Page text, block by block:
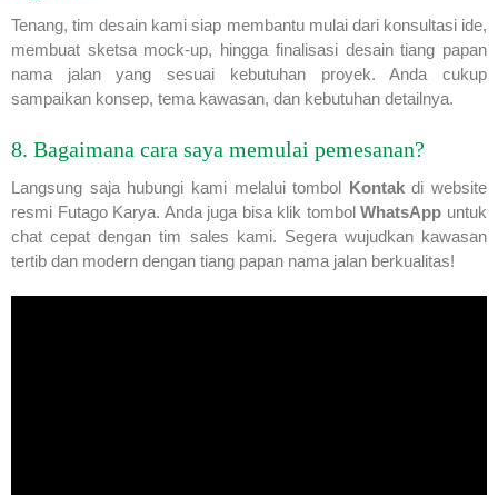
Tenang, tim desain kami siap membantu mulai dari konsultasi ide,
membuat sketsa mock-up, hingga finalisasi desain tiang papan
nama jalan yang sesuai kebutuhan proyek. Anda cukup
sampaikan konsep, tema kawasan, dan kebutuhan detailnya.
8. Bagaimana cara saya memulai pemesanan?
Langsung saja hubungi kami melalui tombol Kontakdi website
resmi Futago Karya. Anda juga bisa klik tombolWhatsApp untuk
chat cepat dengan tim sales kami. Segera wujudkan kawasan
tertib dan modern dengan tiang papan nama jalan berkualitas!